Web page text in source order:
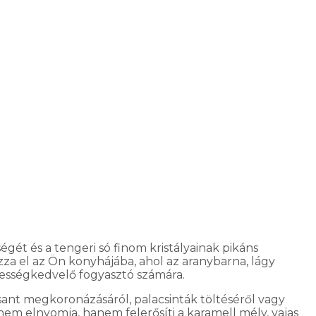
és a tengeri só finom kristályainak pikáns
el az Ön konyhájába, ahol az aranybarna, lágy
fogyasztó számára.
megkoronázásáról, palacsinták töltéséről vagy
elnyomja, hanem felerősíti a karamell mély, vajas